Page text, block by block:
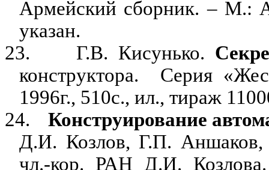
Армейский сборник. – М.:
указан.
23.
Г.В. Кисунько.
конструктора.
Серия
1996г., 510с., ил., тираж
24.
Конструирование
Д.И. Козлов, Г.П.
чл.-кор. РАН Д.И.